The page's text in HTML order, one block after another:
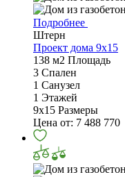
Подробнее
Штерн
Проект дома 9x15
138 м2 Площадь
3 Спален
1 Санузел
1 Этажей
9x15 Размеры
Цена от: 7 488 770